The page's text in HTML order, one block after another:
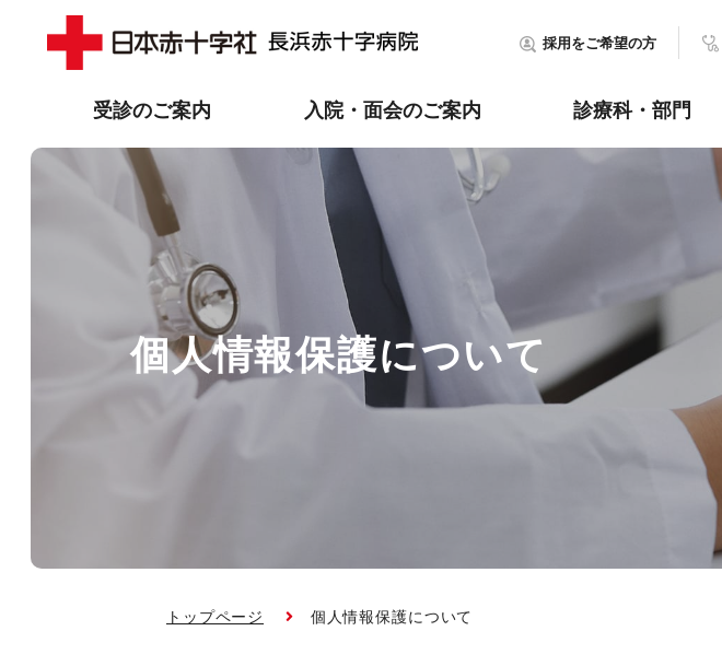
採用をご希望の方
受診のご案内 入院・面会のご案内 診療科・部門
個人情報保護について
トップページ 個人情報保護について